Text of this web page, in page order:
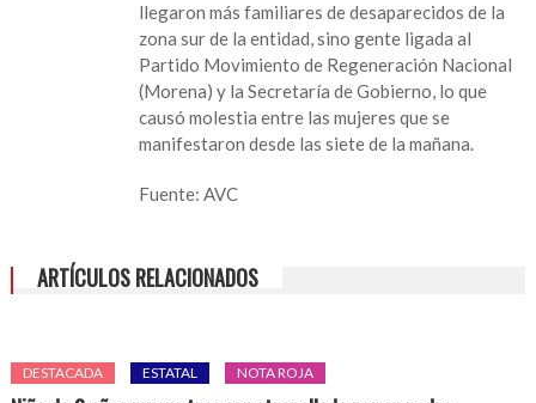
llegaron más familiares de desaparecidos de la
zona sur de la entidad, sino gente ligada al
Partido Movimiento de Regeneración Nacional
(Morena) y la Secretaría de Gobierno, lo que
causó molestia entre las mujeres que se
manifestaron desde las siete de la mañana.
Fuente: AVC
ARTÍCULOS RELACIONADOS
DESTACADA ESTATAL NOTA ROJA